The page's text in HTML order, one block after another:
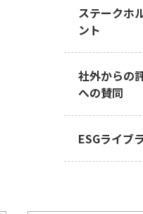
サステナ
制等
サステナ
事例
スチュワ
ステークホ
ント
基本的な
お客さま
株主・投
社外からの
への賛同
ESGライブ